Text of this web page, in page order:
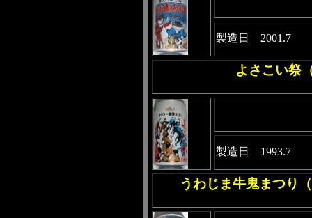
製造日 2001.7
よさこい祭
製造日 1993.7
うわじま牛鬼まつり